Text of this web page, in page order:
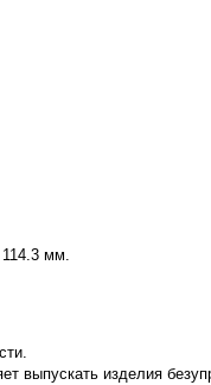
114.3 мм.
выпускать изделия